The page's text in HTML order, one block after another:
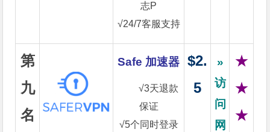
志P
√24/7客服支持
第
九
名
Safe 加速器
√3天退款
保证
√5个同时登录
$2.
5
»
访
问
网
★
★
★